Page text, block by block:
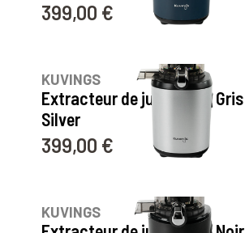
Prix
399,00 €
KUVINGS
Extracteur de jus AUTO6 Gris
Silver
Prix
399,00 €
KUVINGS